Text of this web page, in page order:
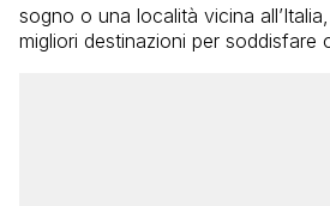
sogno o una località vicina
migliori destinazioni per soddisfare